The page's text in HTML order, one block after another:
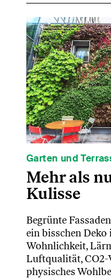
Garten und
Mehr als
Kulisse
Begrünte
ein bisschen Deko
Wohnlichkeit,
Luftqualität, CO2-
physisches